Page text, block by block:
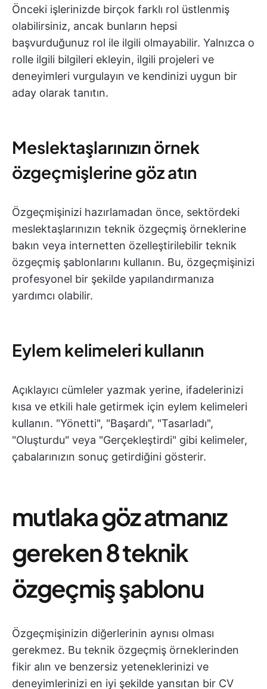
Önceki işlerinizde birçok farklı rol üstlenmiş
olabilirsiniz, ancak bunların hepsi
başvurduğunuz rol ile ilgili olmayabilir. Yalnızca o
rolle ilgili bilgileri ekleyin, ilgili projeleri ve
deneyimleri vurgulayın ve kendinizi uygun bir
aday olarak tanıtın.
Meslektaşlarınızın örnek
özgeçmişlerine göz atın
Özgeçmişinizi hazırlamadan önce, sektördeki
meslektaşlarınızın teknik özgeçmiş örneklerine
bakın veya internetten özelleştirilebilir teknik
özgeçmiş şablonlarını kullanın. Bu, özgeçmişinizi
profesyonel bir şekilde yapılandırmanıza
yardımcı olabilir.
Eylem kelimeleri kullanın
Açıklayıcı cümleler yazmak yerine, ifadelerinizi
kısa ve etkili hale getirmek için eylem kelimeleri
kullanın. "Yönetti", "Başardı", "Tasarladı",
"Oluşturdu" veya "Gerçekleştirdi" gibi kelimeler,
çabalarınızın sonuç getirdiğini gösterir.
mutlaka göz atmanız
gereken 8 teknik
özgeçmiş şablonu
Özgeçmişinizin diğerlerinin aynısı olması
gerekmez. Bu teknik özgeçmiş örneklerinden
fikir alın ve benzersiz yeteneklerinizi ve
deneyimlerinizi en iyi şekilde yansıtan bir CV